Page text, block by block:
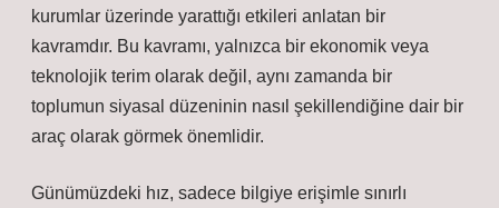
kurumlar üzerinde yarattığı etkileri anlatan bir
kavramdır. Bu kavramı, yalnızca bir ekonomik veya
teknolojik terim olarak değil, aynı zamanda bir
toplumun siyasal düzeninin nasıl şekillendiğine dair bir
araç olarak görmek önemlidir.
Günümüzdeki hız, sadece bilgiye erişimle sınırlı